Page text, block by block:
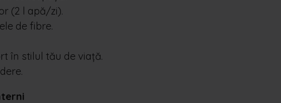
(2 l apă/zi).
de fibre.
în stilul tău de viață.